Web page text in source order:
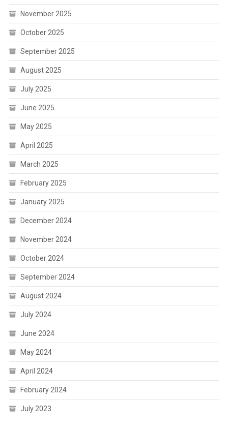
November 2025
October 2025
September 2025
August 2025
July 2025
June 2025
May 2025
April 2025
March 2025
February 2025
January 2025
December 2024
November 2024
October 2024
September 2024
August 2024
July 2024
June 2024
May 2024
April 2024
February 2024
July 2023